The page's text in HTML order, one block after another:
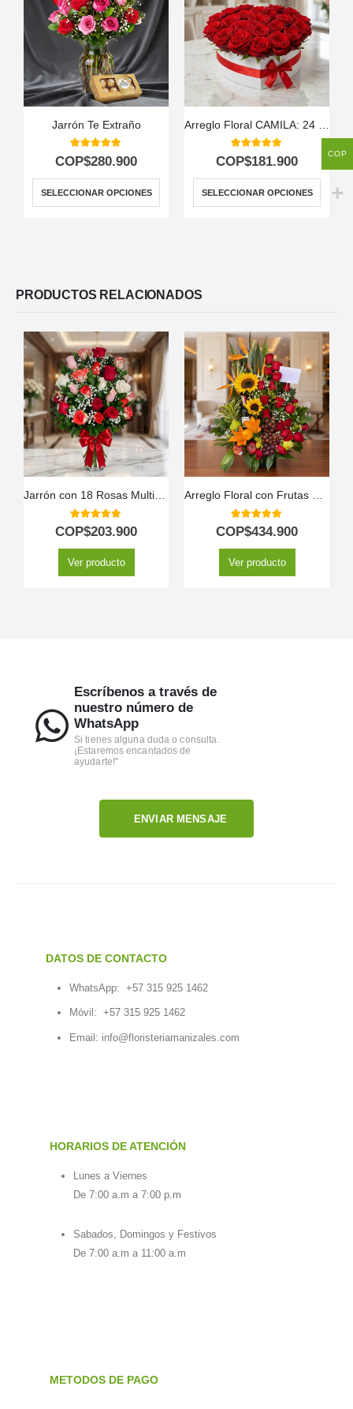
Jarrón Te Extraño
5.00out of 5
COP$280.900
SELECCIONAR OPCIONES
5.00out of 5
COP$181.900
SELECCIONAR OPCIONES
PRODUCTOS RELACIONADOS
Jarrón con 18 Rosas Multicolor
5.00out of 5
COP$203.900
Ver producto
Arreglo Floral con Frutas Especial
5.00out of 5
COP$434.900
Ver producto
Escríbenos a través de
nuestro número de
WhatsApp
Si tienes alguna duda o consulta.
¡Estaremos encantados de
ayudarte!"
ENVIAR MENSAJE
DATOS DE CONTACTO
WhatsApp: +57 315 925 1462
Móvil: +57 315 925 1462
Email: info@floristeriamanizales.com
HORARIOS DE ATENCIÓN
Lunes a Viernes
De 7:00 a.m a 7:00 p.m
Sabados, Domingos y Festivos
De 7:00 a.m a 11:00 a.m
METODOS DE PAGO
COP